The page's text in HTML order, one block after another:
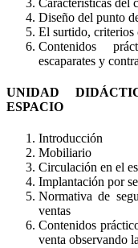
Diseño del punto
El surtido, criterios
Contenidos
escaparates y
UNIDAD
ESPACIO
Introducción
Mobiliario
Circulación en el
Implantación por
Normativa de
ventas
Contenidos
venta observando